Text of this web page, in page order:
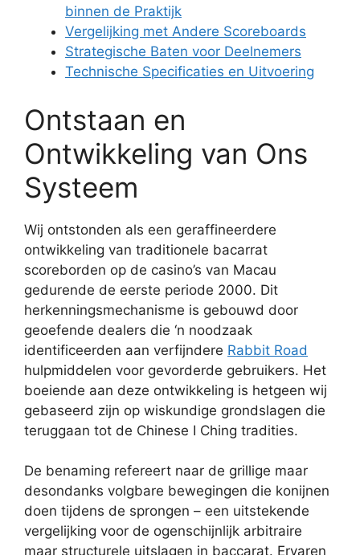
binnen de Praktijk
Vergelijking met Andere Scoreboards
Strategische Baten voor Deelnemers
Technische Specificaties en Uitvoering
Ontstaan en
Ontwikkeling van Ons
Systeem
Wij ontstonden als een geraffineerdere
ontwikkeling van traditionele bacarrat
scoreborden op de casino’s van Macau
gedurende de eerste periode 2000. Dit
herkenningsmechanisme is gebouwd door
geoefende dealers die ‘n noodzaak
identificeerden aan verfijndere Rabbit Road
hulpmiddelen voor gevorderde gebruikers. Het
boeiende aan deze ontwikkeling is hetgeen wij
gebaseerd zijn op wiskundige grondslagen die
teruggaan tot de Chinese I Ching tradities.
De benaming refereert naar de grillige maar
desondanks volgbare bewegingen die konijnen
doen tijdens de sprongen – een uitstekende
vergelijking voor de ogenschijnlijk arbitraire
maar structurele uitslagen in baccarat. Ervaren